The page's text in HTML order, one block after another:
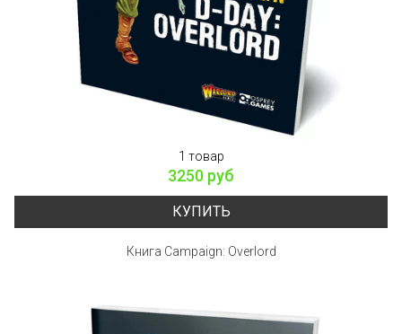
1 товар
3250 руб
КУПИТЬ
Книга Campaign: Overlord